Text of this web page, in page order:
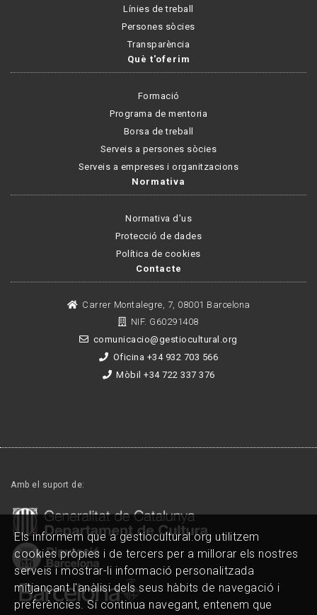
Línies de treball
Persones sòcies
Transparència
Què t'oferim
Formació
Programa de mentoria
Borsa de treball
Serveis a persones sòcies
Serveis a empreses i organitzacions
Normativa
Normativa d'us
Protecció de dades
Política de cookies
Contacte
Carrer Montalegre, 7, 08001 Barcelona
NIF. G60291408
comunicacio@gestiocultural.org
Oficina +34 932 703 566
Mòbil +34 722 337 376
Amb el suport de:
Els informem que a gestiocultural.org utilitzem
cookies pròpies i de tercers per a millorar els nostres
serveis i mostrar-li informació personalitzada
mitjançant l'anàlisi dels seus hàbits de navegació i
preferències. Si continua navegant, entenem que